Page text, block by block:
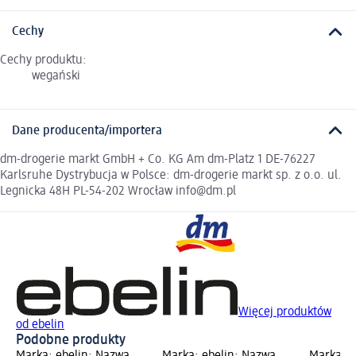
Cechy
Cechy produktu:
wegański
Dane producenta/importera
dm-drogerie markt GmbH + Co. KG Am dm-Platz 1 DE-76227
Karlsruhe Dystrybucja w Polsce: dm-drogerie markt sp. z o.o. ul.
Legnicka 48H PL-54-202 Wrocław info@dm.pl
Więcej produktów
od ebelin
Podobne produkty